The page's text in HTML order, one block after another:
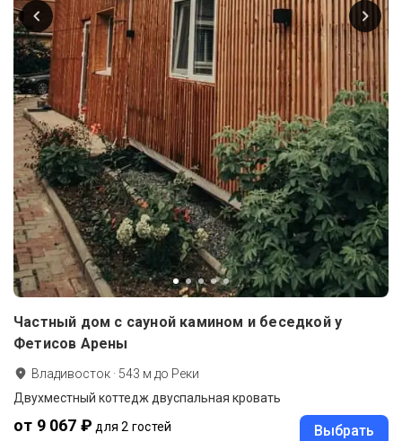
Частный дом с сауной камином и беседкой у
Фетисов Арены
Владивосток · 543 м до Реки
Двухместный коттедж двуспальная кровать
от 9 067 ₽ для 2 гостей Выбрать